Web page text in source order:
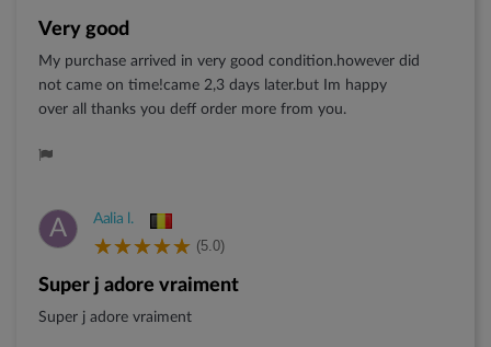
Very good
My purchase arrived in very good condition.however did
not came on time!came 2,3 days later.but Im happy
over all thanks you deff order more from you.
A Aalia l.
(5.0)
Super j adore vraiment
Super j adore vraiment